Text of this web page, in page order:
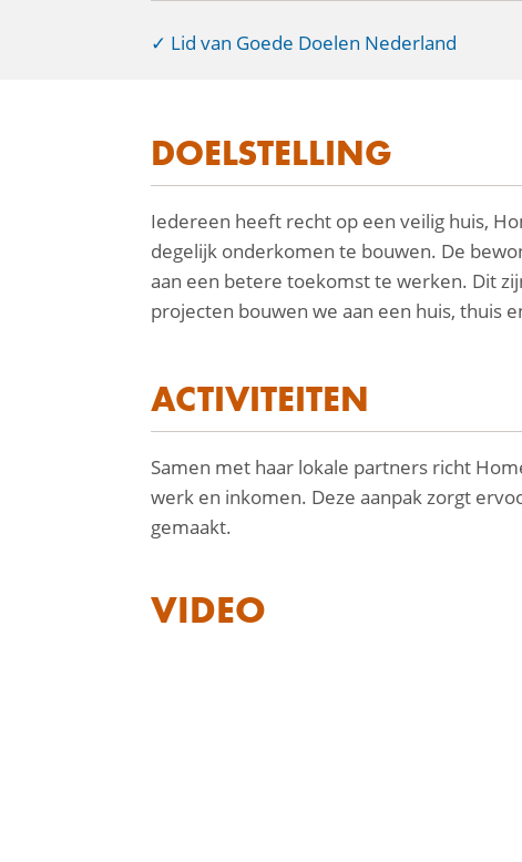
Lid van Goede Doelen Nederland
DOELSTELLING
Iedereen heeft recht op een veilig huis,
degelijk onderkomen te bouwen. De
aan een betere toekomst te werken. Dit
projecten bouwen we aan een huis, thuis
ACTIVITEITEN
Samen met haar lokale partners richt
werk en inkomen. Deze aanpak zorgt
gemaakt.
VIDEO
facebook
linkedin
mail